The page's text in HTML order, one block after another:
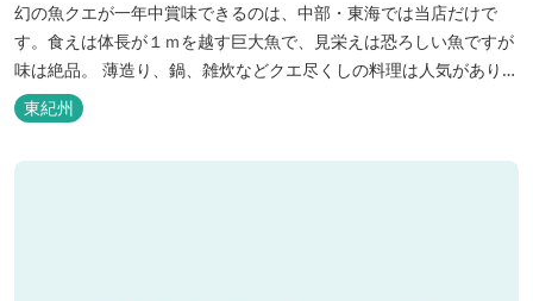
幻の魚クエが一年中賞味できるのは、中部・東海では当店だけで
す。食えは体長が１ｍを越す巨大魚で、見栄えは恐ろしい魚ですが
味は絶品。 薄造り、鍋、雑炊などクエ尽くしの料理は人気がありま
す。ぜひご賞味ください（料理だけでも歌。また、宿泊者には船で
の無料遊覧サービス（１時間）を行ないます。
東紀州